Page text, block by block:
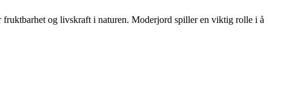
og livskraft i naturen. Moderjord spiller en viktig rolle i å